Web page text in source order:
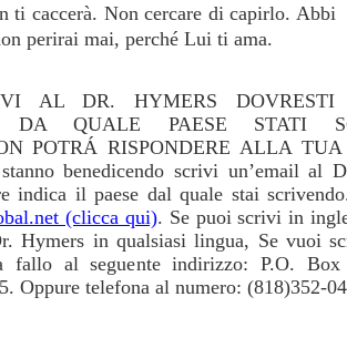
ti caccerà. Non cercare di capirlo. Abbi
perirai mai, perché Lui ti ama.
AL DR. HYMERS DOVRESTI
DA QUALE PAESE STATI
POTRÁ RISPONDERE ALLA
benedicendo scrivi un’email al
indica il paese dal quale stai
(clicca qui). Se puoi scrivi in
Hymers in qualsiasi lingua, Se vuoi
fallo al seguente indirizzo: P.O.
Oppure telefona al numero: (818)352-